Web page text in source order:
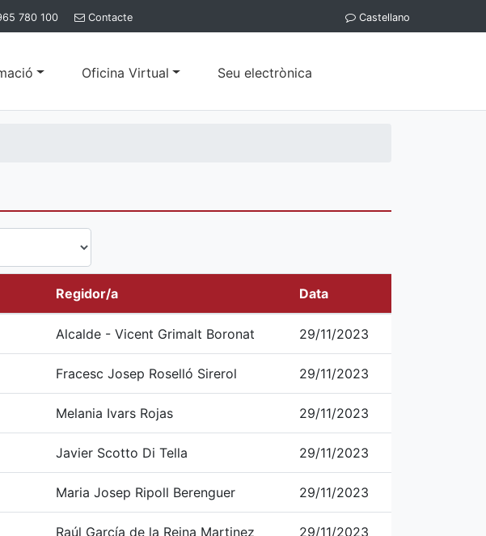
780 100 Contacte Castellano
Oficina Virtual Seu electrònica
Regidor/a Data
Alcalde - Vicent Grimalt Boronat 29/11/2023
Fracesc Josep Roselló Sirerol 29/11/2023
Melania Ivars Rojas 29/11/2023
Javier Scotto Di Tella 29/11/2023
Maria Josep Ripoll Berenguer 29/11/2023
Raúl García de la Reina Martinez 29/11/2023